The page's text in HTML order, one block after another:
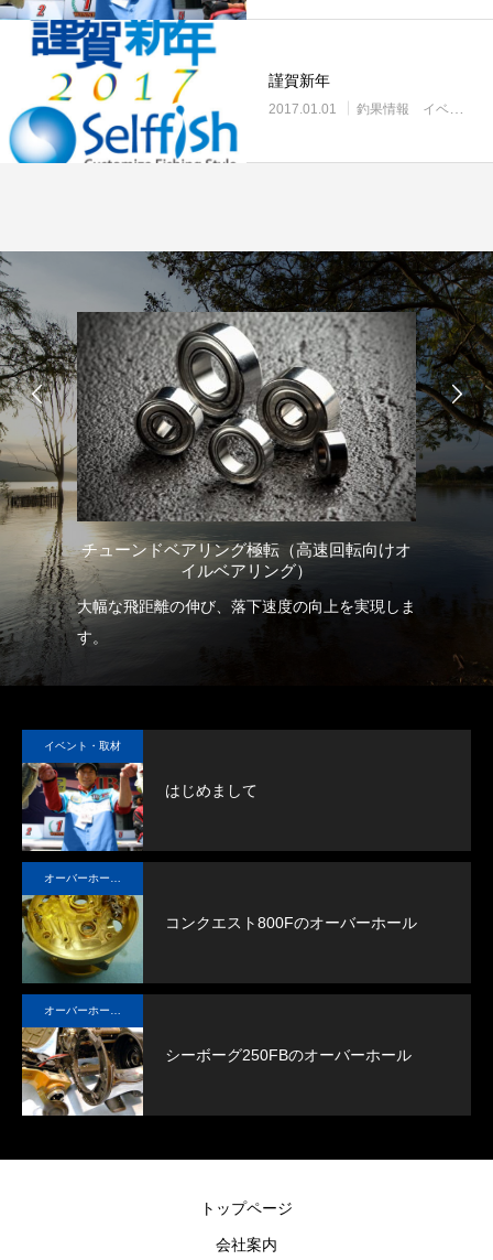
謹賀新年
2017.01.01 釣果情報 イベントなど
ロ
チューンドベアリング極転（高速回転向けオ
イルベアリング）
大幅な飛距離の伸び、落下速度の向上を実現しま
す。
イベント・取材
はじめまして
コンクエスト800Fのオーバーホール
シーボーグ250FBのオーバーホール
トップページ
会社案内